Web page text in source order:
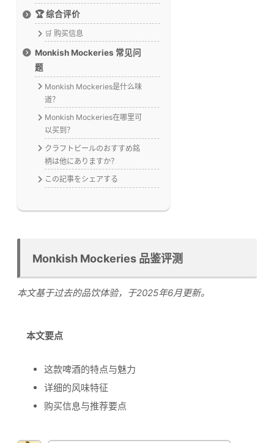
🏆 综合评价
🛒 购买信息
Monkish Mockeries 常见问
题
Monkish Mockeries是什么味
道？
Monkish Mockeries在哪里可
以买到？
クラフトビールのおすすめ銘
柄は他にありますか？
この記事をシェアする
Monkish Mockeries 品鉴评测
本文基于过去的品饮体验，于2025年6月更新。
本文要点
这款啤酒的特点与魅力
详细的风味特征
购买信息与推荐要点